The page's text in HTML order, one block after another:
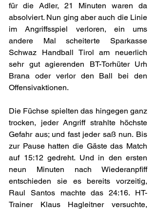
für die Adler, 21 Minuten waren da
absolviert. Nun ging aber auch die Linie
im Angriffsspiel verloren, ein ums
andere Mal scheiterte Sparkasse
Schwaz Handball Tirol am neuerlich
sehr gut agierenden BT-Torhüter Urh
Brana oder verlor den Ball bei den
Offensivaktionen.
Die Füchse spielten das hingegen ganz
trocken, jeder Angriff strahlte höchste
Gefahr aus; und fast jeder saß nun. Bis
zur Pause hatten die Gäste das Match
auf 15:12 gedreht. Und in den ersten
neun Minuten nach Wiederanpfiff
entschieden sie es bereits vorzeitig,
Raul Santos machte das 24:16. HT-
Trainer Klaus Hagleitner versuchte,